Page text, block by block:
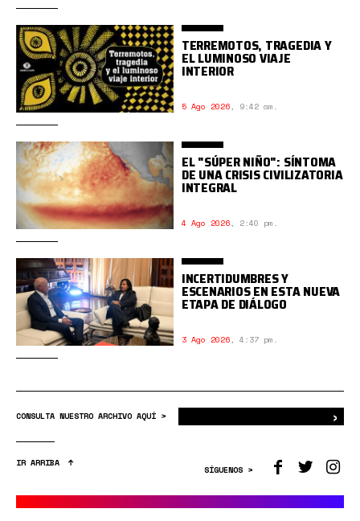
TERREMOTOS, TRAGEDIA Y
EL LUMINOSO VIAJE
INTERIOR
5 Ago 2026, 9:42 am.
EL "SÚPER NIÑO": SÍNTOMA
DE UNA CRISIS CIVILIZATORIA
INTEGRAL
4 Ago 2026, 2:40 pm.
INCERTIDUMBRES Y
ESCENARIOS EN ESTA NUEVA
ETAPA DE DIÁLOGO
3 Ago 2026, 4:37 pm.
CONSULTA NUESTRO ARCHIVO AQUÍ > ›
IR ARRIBA
SÍGUENOS >